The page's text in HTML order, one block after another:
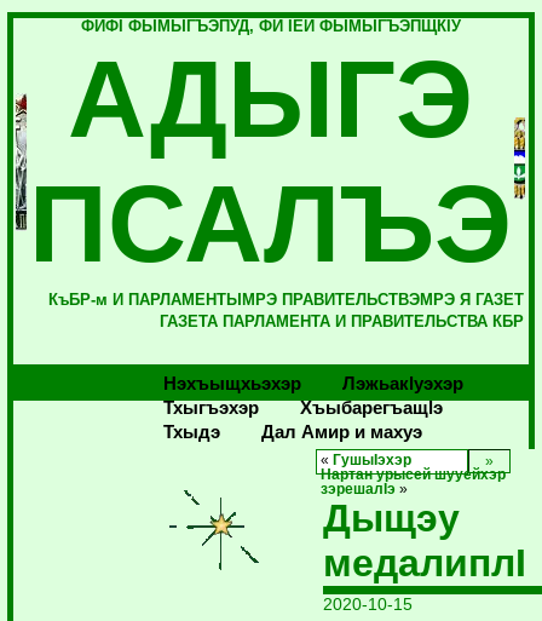
ФИФI ФЫМЫГЪЭПУД, ФИ IЕЙ ФЫМЫГЪЭПЩКIУ
АДЫГЭ
ПСАЛЪЭ
КъБР-м И ПАРЛАМЕНТЫМРЭ ПРАВИТЕЛЬСТВЭМРЭ Я ГАЗЕТ
ГАЗЕТА ПАРЛАМЕНТА И ПРАВИТЕЛЬСТВА КБР
Нэхъыщхьэхэр
Лэжьакlуэхэр
Тхыгъэхэр
Хъыбарегъащlэ
Тхыдэ
Дал Амир и махуэ
« ГушыIэхэр
Нартан урысей шууейхэр
зэрешалIэ »
Дыщэу
медалиплI
2020-10-15